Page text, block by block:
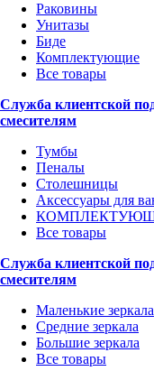
Раковины
Унитазы
Биде
Комплектующие
Все товары
Служба клиентской
смесителям
Тумбы
Пеналы
Столешницы
Аксессуары для
Все товары
Служба клиентской
смесителям
Маленькие зеркала
Средние зеркала
Большие зеркала
Все товары